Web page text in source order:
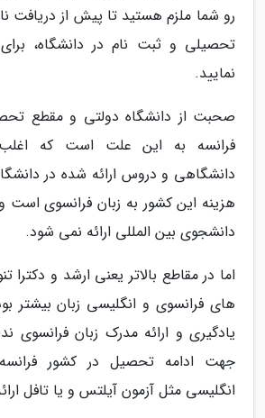
رو شما ملزم هستید تا پیش از دریافت
تحصیلی و ثبت نام در دانشگاه،
نمایید.
صحبت از دانشگاه دولتی و مقطع
فرانسه به این علت است که
دانشگاهی و دروس ارائه شده در
هزینه این کشور به زبان فرانسوی است
دانشجوی بین المللی ارائه نمی شود.
اما در مقاطع بالاتر یعنی ارشد و دکترا
های فرانسوی و انگلیسی زبان بیشتر
یادگیری و ارائه مدرک زبان فرانسوی
جهت ادامه تحصیل در کشور
انگلیسی مثل آزمون آیلتس و یا تافل